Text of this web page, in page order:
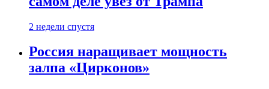
2 недели спустя
Россия наращивает мощность
залпа «Цирконов»